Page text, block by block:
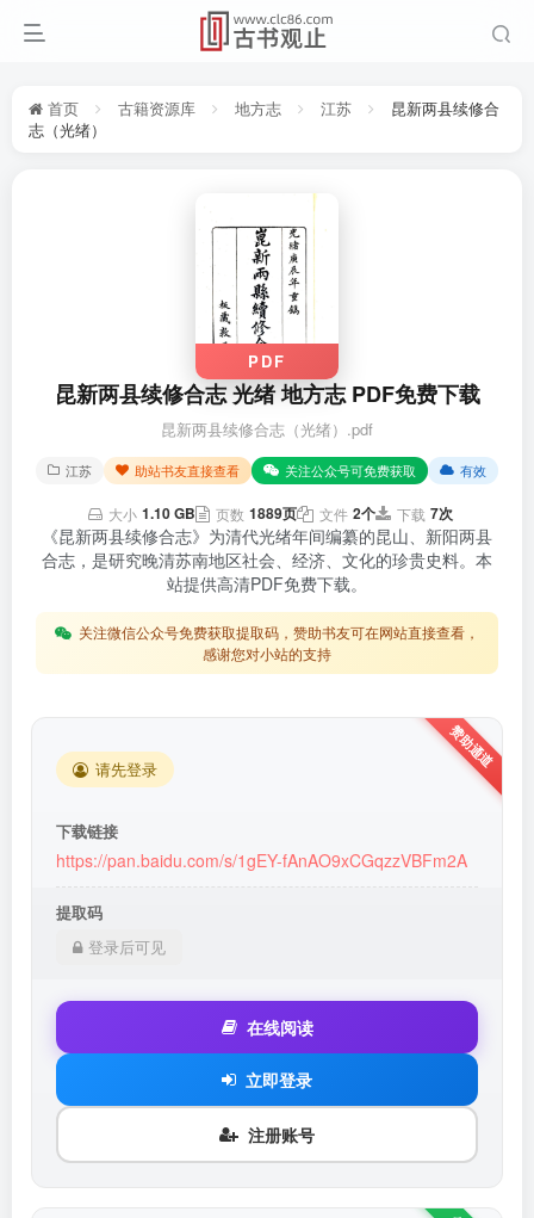
首页 古籍资源库 地方志 江苏
昆新两县续修合
志（光绪）
PDF
昆新两县续修合志 光绪 地方志 PDF免费下载
昆新两县续修合志（光绪）.pdf
江苏 助站书友直接查看 关注公众号可免费获取 有效
大小 1.10 GB 页数 1889页 文件 2个 下载 7次
《昆新两县续修合志》为清代光绪年间编纂的昆山、新阳两县
合志，是研究晚清苏南地区社会、经济、文化的珍贵史料。本
站提供高清PDF免费下载。
关注微信公众号免费获取提取码，赞助书友可在网站直接查看，
感谢您对小站的支持
请先登录
下载链接
https://pan.baidu.com/s/1gEY-fAnAO9xCGqzzVBFm2A
提取码
登录后可见
在线阅读
立即登录
注册账号